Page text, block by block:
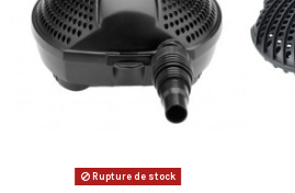
Rupture de stock